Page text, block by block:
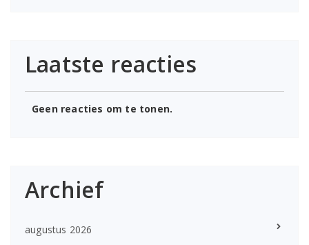
Laatste reacties
Geen reacties om te tonen.
Archief
augustus 2026